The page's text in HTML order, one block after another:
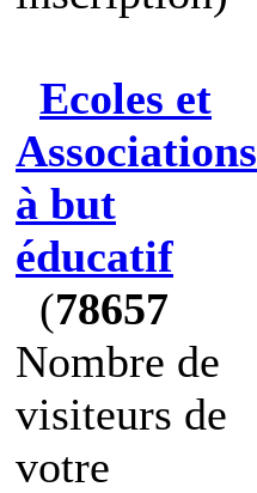
Ecoles et
Associations
à but
éducatif
(78657
Nombre de
visiteurs de
votre